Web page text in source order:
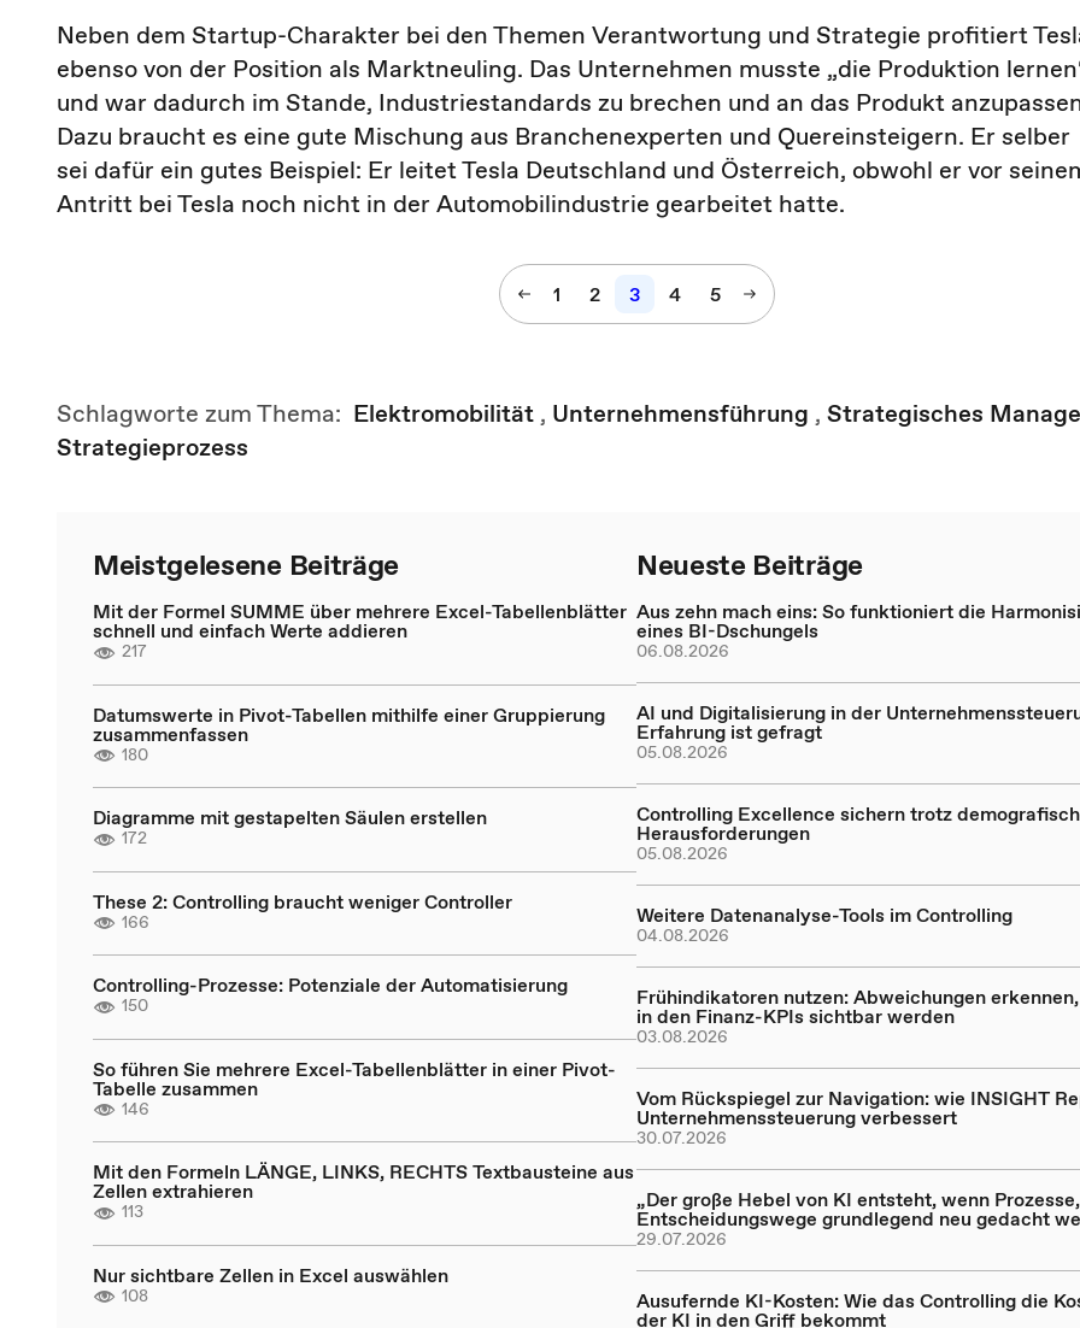
Neben dem Startup-Charakter bei den Themen Verantwortung und Strategie profitiert
ebenso von der Position als Marktneuling. Das Unternehmen musste „die Produktion
und war dadurch im Stande, Industriestandards zu brechen und an das Produkt
Dazu braucht es eine gute Mischung aus Branchenexperten und Quereinsteigern. Er selber
sei dafür ein gutes Beispiel: Er leitet Tesla Deutschland und Österreich, obwohl er vor
Antritt bei Tesla noch nicht in der Automobilindustrie gearbeitet hatte.
1 2 3 4 5
Schlagworte zum Thema: Elektromobilität , Unternehmensführung , Strategisches
Strategieprozess
Meistgelesene Beiträge
Mit der Formel SUMME über mehrere Excel-Tabellenblätter
schnell und einfach Werte addieren
217
Datumswerte in Pivot-Tabellen mithilfe einer Gruppierung
zusammenfassen
180
Diagramme mit gestapelten Säulen erstellen
172
These 2: Controlling braucht weniger Controller
166
Controlling-Prozesse: Potenziale der Automatisierung
150
So führen Sie mehrere Excel-Tabellenblätter in einer Pivot-
Tabelle zusammen
146
Mit den Formeln LÄNGE, LINKS, RECHTS Textbausteine aus
Zellen extrahieren
113
Nur sichtbare Zellen in Excel auswählen
108
Neueste Beiträge
Aus zehn mach eins: So funktioniert die
eines BI-Dschungels
06.08.2026
AI und Digitalisierung in der
Erfahrung ist gefragt
05.08.2026
Controlling Excellence sichern trotz
Herausforderungen
05.08.2026
Weitere Datenanalyse-Tools im Controlling
04.08.2026
Frühindikatoren nutzen: Abweichungen
in den Finanz-KPIs sichtbar werden
03.08.2026
Vom Rückspiegel zur Navigation: wie INSIGHT
Unternehmenssteuerung verbessert
30.07.2026
„Der große Hebel von KI entsteht, wenn
Entscheidungswege grundlegend neu gedacht
29.07.2026
Ausufernde KI-Kosten: Wie das Controlling die
der KI in den Griff bekommt